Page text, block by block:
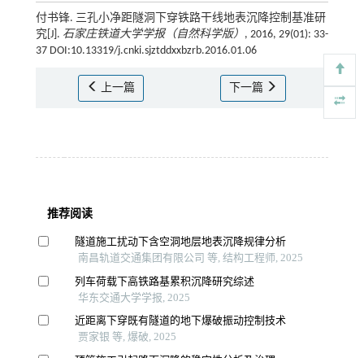
付书锋. 三孔小净距隧洞下穿铁路干线地表沉降控制基准研
究[J]. 石家庄铁道大学学报（自然科学版） , 2016, 29(01): 33-
37 DOI:10.13319/j.cnki.sjztddxxbzrb.2016.01.06
上一篇 下一篇